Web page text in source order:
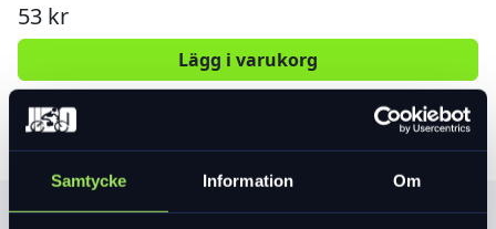
Samtycke Information Om
53 kr
Lägg i varukorg